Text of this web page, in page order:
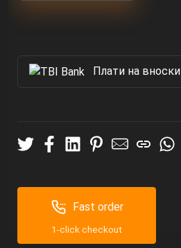
Πлати на вноски
Fast order
1-click checkout